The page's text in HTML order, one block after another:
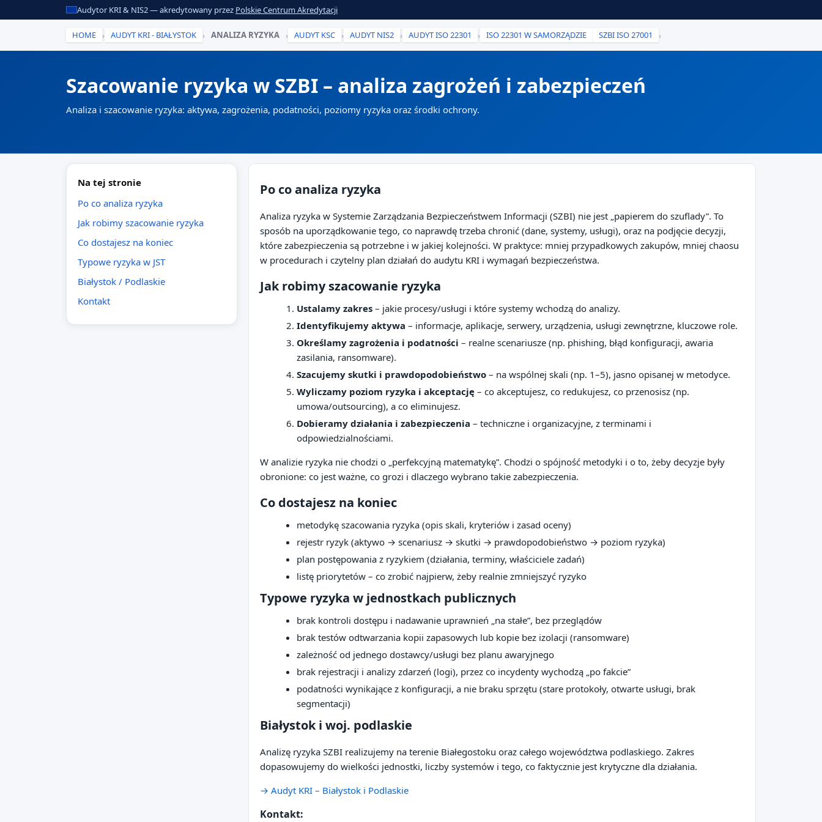
Audytor KRI & NIS2 — akredytowany przez Polskie Centrum Akredytacji
HOME › AUDYT KRI - BIAŁYSTOK › ANALIZA RYZYKA › AUDYT KSC › AUDYT NIS2 › AUDYT ISO 22301 › ISO 22301 W SAMORZĄDZIE SZBI ISO 27001 ›
Szacowanie ryzyka w SZBI – analiza zagrożeń i zabezpieczeń
Analiza i szacowanie ryzyka: aktywa, zagrożenia, podatności, poziomy ryzyka oraz środki ochrony.
Na tej stronie
Po co analiza ryzyka
Jak robimy szacowanie ryzyka
Co dostajesz na koniec
Typowe ryzyka w JST
Białystok / Podlaskie
Kontakt
Po co analiza ryzyka
Analiza ryzyka w Systemie Zarządzania Bezpieczeństwem Informacji (SZBI) nie jest „papierem do szuflady”. To
sposób na uporządkowanie tego, co naprawdę trzeba chronić (dane, systemy, usługi), oraz na podjęcie decyzji,
które zabezpieczenia są potrzebne i w jakiej kolejności. W praktyce: mniej przypadkowych zakupów, mniej chaosu
w procedurach i czytelny plan działań do audytu KRI i wymagań bezpieczeństwa.
Jak robimy szacowanie ryzyka
Ustalamy zakres – jakie procesy/usługi i które systemy wchodzą do analizy.
Identyfikujemy aktywa – informacje, aplikacje, serwery, urządzenia, usługi zewnętrzne, kluczowe role.
Określamy zagrożenia i podatności – realne scenariusze (np. phishing, błąd konfiguracji, awaria
zasilania, ransomware).
Szacujemy skutki i prawdopodobieństwo – na wspólnej skali (np. 1–5), jasno opisanej w metodyce.
Wyliczamy poziom ryzyka i akceptację – co akceptujesz, co redukujesz, co przenosisz (np.
umowa/outsourcing), a co eliminujesz.
Dobieramy działania i zabezpieczenia – techniczne i organizacyjne, z terminami i
odpowiedzialnościami.
W analizie ryzyka nie chodzi o „perfekcyjną matematykę”. Chodzi o spójność metodyki i o to, żeby decyzje były
obronione: co jest ważne, co grozi i dlaczego wybrano takie zabezpieczenia.
Co dostajesz na koniec
metodykę szacowania ryzyka (opis skali, kryteriów i zasad oceny)
rejestr ryzyk (aktywo → scenariusz → skutki → prawdopodobieństwo → poziom ryzyka)
plan postępowania z ryzykiem (działania, terminy, właściciele zadań)
listę priorytetów – co zrobić najpierw, żeby realnie zmniejszyć ryzyko
Typowe ryzyka w jednostkach publicznych
brak kontroli dostępu i nadawanie uprawnień „na stałe”, bez przeglądów
brak testów odtwarzania kopii zapasowych lub kopie bez izolacji (ransomware)
zależność od jednego dostawcy/usługi bez planu awaryjnego
brak rejestracji i analizy zdarzeń (logi), przez co incydenty wychodzą „po fakcie”
podatności wynikające z konfiguracji, a nie braku sprzętu (stare protokoły, otwarte usługi, brak
segmentacji)
Białystok i woj. podlaskie
Analizę ryzyka SZBI realizujemy na terenie Białegostoku oraz całego województwa podlaskiego. Zakres
dopasowujemy do wielkości jednostki, liczby systemów i tego, co faktycznie jest krytyczne dla działania.
→ Audyt KRI – Białystok i Podlaskie
Kontakt: